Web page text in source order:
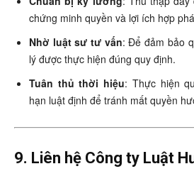
chứng minh quyền và lợi ích hợp
Nhờ luật sư tư vấn: Để đảm bảo
lý được thực hiện đúng quy định.
Tuân thủ thời hiệu: Thực hiện
hạn luật định để tránh mất quyền
9. Liên hệ Công ty Luật